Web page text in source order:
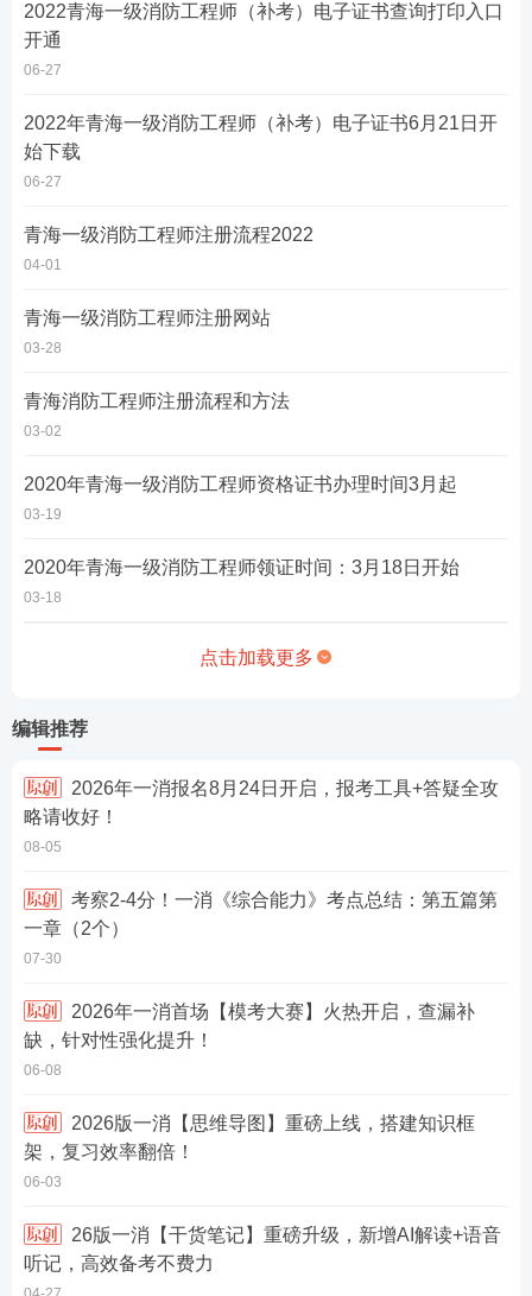
2022青海一级消防工程师（补考）电子证书查询打印入口
开通
06-27
2022年青海一级消防工程师（补考）电子证书6月21日开
始下载
06-27
青海一级消防工程师注册流程2022
04-01
青海一级消防工程师注册网站
03-28
青海消防工程师注册流程和方法
03-02
2020年青海一级消防工程师资格证书办理时间3月起
03-19
2020年青海一级消防工程师领证时间：3月18日开始
03-18
点击加载更多
编辑推荐
略请收好！
08-05
一章（2个）
07-30
缺，针对性强化提升！
06-08
架，复习效率翻倍！
06-03
听记，高效备考不费力